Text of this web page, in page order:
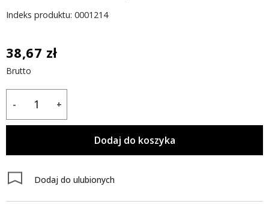
Indeks produktu: 0001214
38,67 zł
Brutto
- +
Dodaj do koszyka
Dodaj do ulubionych